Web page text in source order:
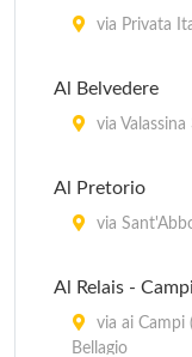
via Privata
Al Belvedere
via
Al Pretorio
via
Al Relais - Campi
via ai Campi
Bellagio